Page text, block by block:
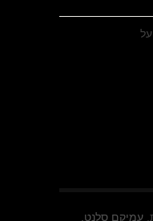
על
עמיקם סלנט.